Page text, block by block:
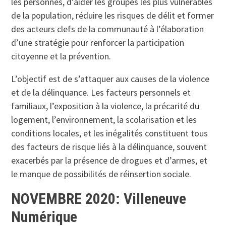
de la population, réduire les risques de délit et former
des acteurs clefs de la communauté à l’élaboration
d’une stratégie pour renforcer la participation
citoyenne et la prévention.
L’objectif est de s’attaquer aux causes de la violence
et de la délinquance. Les facteurs personnels et
familiaux, l’exposition à la violence, la précarité du
logement, l’environnement, la scolarisation et les
conditions locales, et les inégalités constituent tous
des facteurs de risque liés à la délinquance, souvent
exacerbés par la présence de drogues et d’armes, et
le manque de possibilités de réinsertion sociale.
NOVEMBRE 2020: Villeneuve
Numérique